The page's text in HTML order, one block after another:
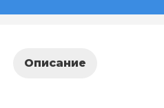
Описание